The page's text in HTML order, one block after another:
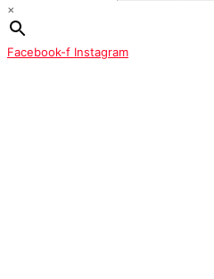
×
Facebook-f Instagram